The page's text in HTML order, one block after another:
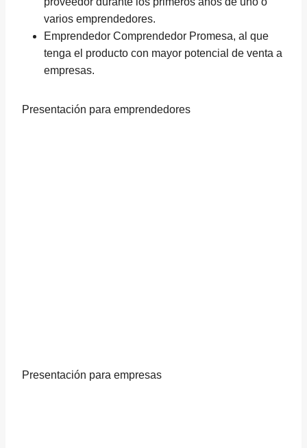
varios emprendedores.
Emprendedor Comprendedor Promesa, al que
tenga el producto con mayor potencial de venta a
empresas.
Presentación para emprendedores
Presentación para empresas